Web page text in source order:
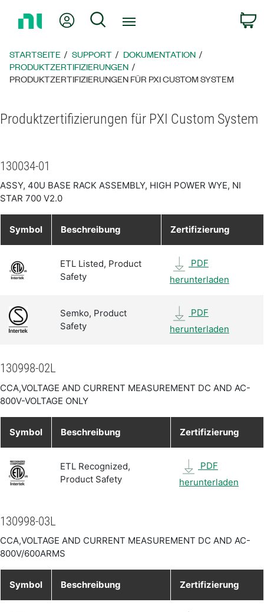
zur
Mein KontoSuche
STARTSEITE SUPPORT
DOKUMENTATION
PRODUKTZERTIFIZIERUNGEN
PRODUKTZERTIFIZIERUNGEN FÜR PXI CUSTOM SYSTEM
Produktzertifizierungen für PXI Custom System
130034-01
ASSY, 40U BASE RACK ASSEMBLY, HIGH POWER WYE, NI
STAR 700 V2.0
Symbol Beschreibung Zertifizierung
ETL Listed, Product
Safety
PDF
herunterladen
Semko, Product
Safety
PDF
herunterladen
130998-02L
CCA,VOLTAGE AND CURRENT MEASUREMENT DC AND AC-
800V-VOLTAGE ONLY
Symbol Beschreibung Zertifizierung
ETL Recognized,
Product Safety
PDF
herunterladen
130998-03L
CCA,VOLTAGE AND CURRENT MEASUREMENT DC AND AC-
800V/600ARMS
Symbol Beschreibung Zertifizierung